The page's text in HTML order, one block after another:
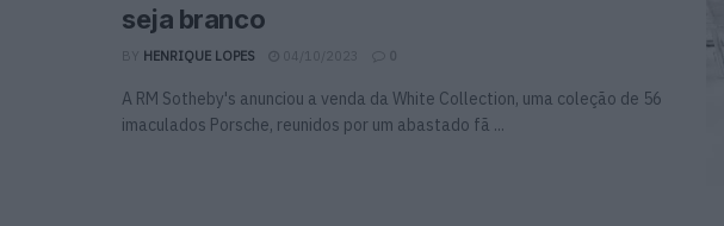
seja branco
BY HENRIQUE LOPES 04/10/2023 0
A RM Sotheby's anunciou a venda da White Collection, uma coleção de 56
imaculados Porsche, reunidos por um abastado fã ...